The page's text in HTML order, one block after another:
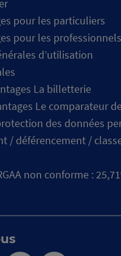
pour les particuliers
pour les
d’utilisation
La billetterie
Le comparateur
des données
/ déférencement /
non conforme :